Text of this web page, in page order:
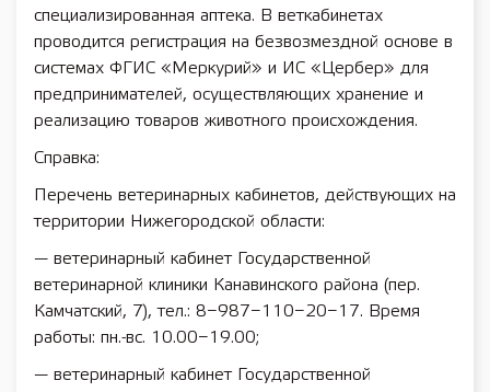
специализированная аптека. В веткабинетах
проводится регистрация на безвозмездной основе в
системах ФГИС «Меркурий» и ИС «Цербер» для
предпринимателей, осуществляющих хранение и
реализацию товаров животного происхождения.
Справка:
Перечень ветеринарных кабинетов, действующих на
территории Нижегородской области:
— ветеринарный кабинет Государственной
ветеринарной клиники Канавинского района (пер.
Камчатский, 7), тел.: 8−987−110−20−17. Время
работы: пн.-вс. 10.00−19.00;
— ветеринарный кабинет Государственной